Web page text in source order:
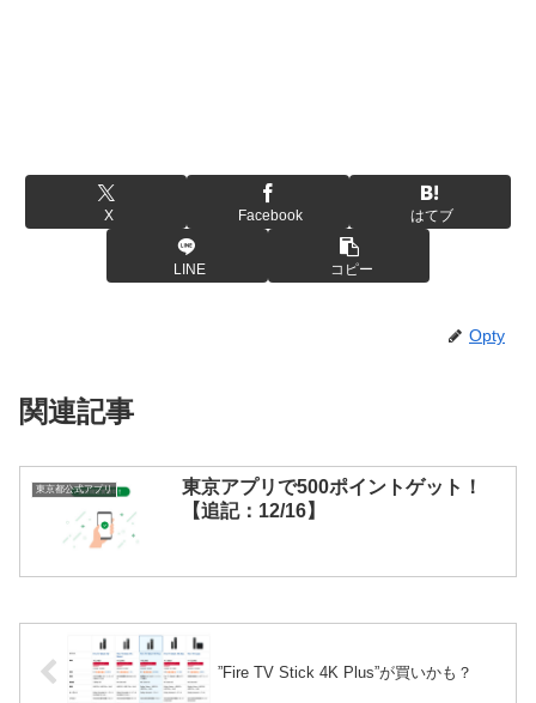
X Facebook はてブ
LINE コピー
Opty
関連記事
東京都公式アプリ
東京アプリで500ポイントゲット！
【追記：12/16】
”Fire TV Stick 4K Plus”が買いかも？